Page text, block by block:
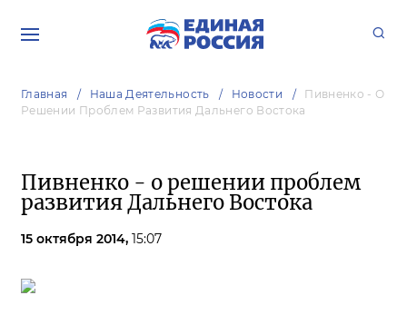
Главная Наша Деятельность Новости
Пивненко - О
Решении Проблем Развития Дальнего Востока
Пивненко - о решении проблем
развития Дальнего Востока
15 октября 2014, 15:07